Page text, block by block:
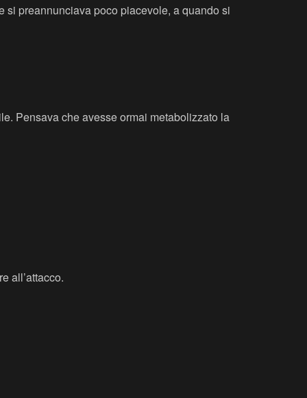
si preannunciava poco piacevole, a quando si
Pensava che avesse ormai metabolizzato la
all’attacco.